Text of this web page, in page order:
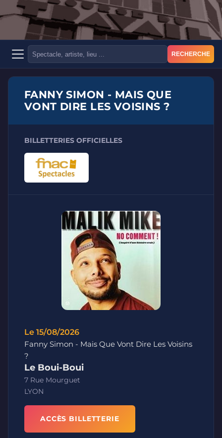
RECHERCHE
FANNY SIMON - MAIS QUE
VONT DIRE LES VOISINS ?
BILLETTERIES OFFICIELLES
Le 15/08/2026
Fanny Simon - Mais Que Vont Dire Les Voisins
?
Le Boui-Boui
7 Rue Mourguet
LYON
ACCÈS BILLETTERIE